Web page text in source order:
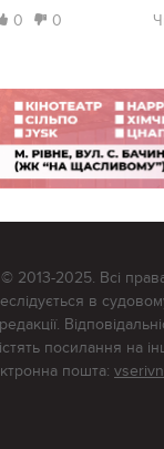
0 0
2013-2025. Всі
в
посилання на
пошта: